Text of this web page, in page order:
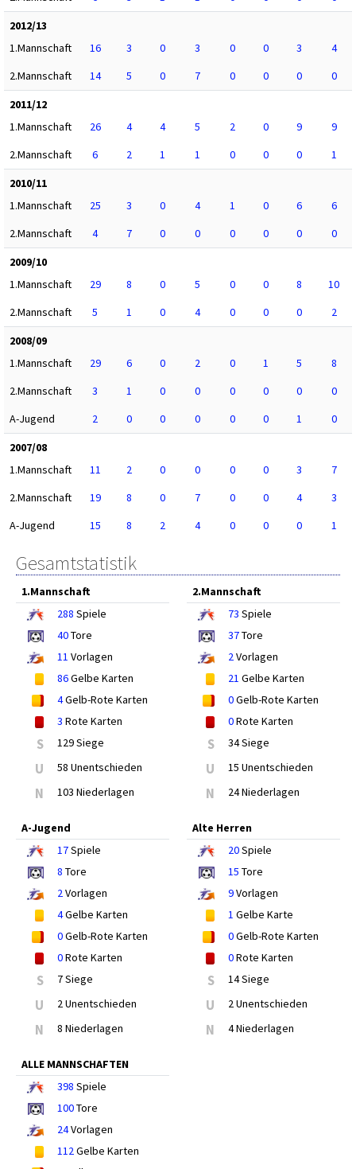
2012/13
1.Mannschaft
16 3 0 3 0 0 3
4
2.Mannschaft
14 5 0 7 0 0 0
0
2011/12
1.Mannschaft
26 4 4 5 2 0 9
9
2.Mannschaft
6 2 1 1 0 0 0
1
2010/11
1.Mannschaft
25 3 0 4 1 0 6
6
2.Mannschaft
4 7 0 0 0 0 0
0
2009/10
1.Mannschaft
29 8 0 5 0 0 8
10
2.Mannschaft
5 1 0 4 0 0 0
2
2008/09
1.Mannschaft
29 6 0 2 0 1 5
8
2.Mannschaft
3 1 0 0 0 0 0
0
A-Jugend
2 0 0 0 0 0 1
0
2007/08
1.Mannschaft
11 2 0 0 0 0 3
7
2.Mannschaft
19 8 0 7 0 0 4
3
A-Jugend
15 8 2 4 0 0 0 1
Gesamtstatistik
1.Mannschaft
288 Spiele
40Tore
11 Vorlagen
86Gelbe Karten
4Gelb-Rote Karten
3 Rote Karten
S 129 Siege
U 58 Unentschieden
N 103 Niederlagen
2.Mannschaft
73 Spiele
37Tore
2Vorlagen
21 Gelbe Karten
0Gelb-Rote Karten
0Rote Karten
S 34 Siege
U 15 Unentschieden
N 24 Niederlagen
A-Jugend
17Spiele
8 Tore
2Vorlagen
4Gelbe Karten
0Gelb-Rote Karten
0Rote Karten
S 7 Siege
U 2 Unentschieden
N 8 Niederlagen
Alte Herren
20Spiele
15 Tore
9Vorlagen
1 Gelbe Karte
0Gelb-Rote Karten
0Rote Karten
S 14 Siege
U 2 Unentschieden
N 4 Niederlagen
ALLE MANNSCHAFTEN
398 Spiele
100Tore
24Vorlagen
112Gelbe Karten